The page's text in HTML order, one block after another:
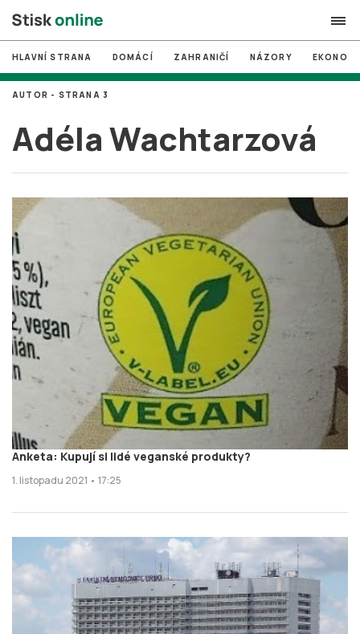
search
# MUNI
# Brno
# volby
login
Zapomněli jste heslo?
Založit nový účet
HLAVNÍ STRANA DOMÁCÍ ZAHRANIČÍ NÁZORY
Adéla Wachtarzová
AUTOR - STRANA 3
Anketa: Kupují si lidé veganské produkty?
1. listopadu 2021 • 17:25